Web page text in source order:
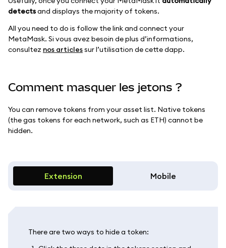
detectsand displays the majority of tokens.
All you need to do is follow the link and connect your
MetaMask. Si vous avez besoin de plus d’informations,
consultez nos articlessur l’utilisation de cette dapp.
Comment masquer les jetons ?
You can remove tokens from your asset list. Native tokens
(the gas tokens for each network, such as ETH) cannot be
hidden.
Extension Mobile
There are two ways to hide a token: